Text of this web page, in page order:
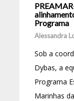
Programa
Alessandra
Sob a
Dybas, a
Programa
Marinhas